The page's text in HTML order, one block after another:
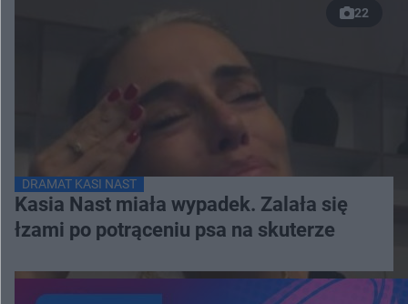
22
DRAMAT KASI NAST
Kasia Nast miała wypadek. Zalała się
łzami po potrąceniu psa na skuterze